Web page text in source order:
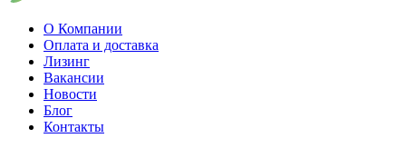
О Компании
Оплата и доставка
Лизинг
Вакансии
Новости
Блог
Контакты